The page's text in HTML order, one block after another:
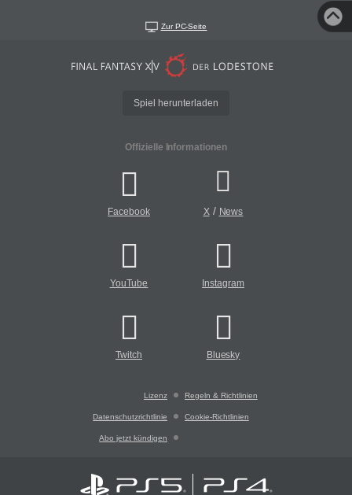
Zur PC-Seite
Spiel herunterladen
Offizielle Informationen
Facebook X/ News
YouTube Instagram
Twitch Bluesky
Lizenz Regeln & Richtlinien
Datenschutzrichtlinie Cookie-Richtlinien
Abo jetzt kündigen